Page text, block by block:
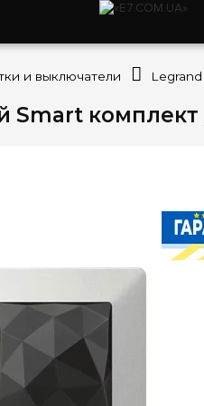
Smart
и выключатели Legrand